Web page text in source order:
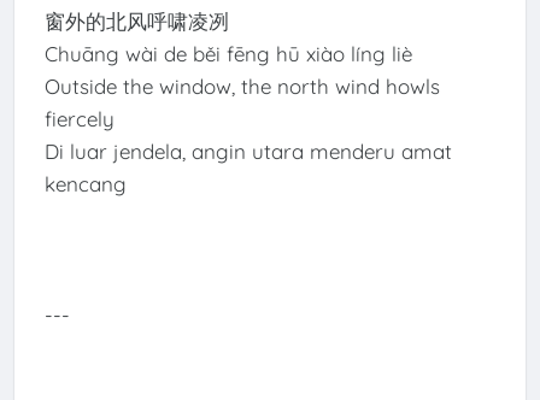
窗外的北风呼啸凌冽
Chuāng wài de běi fēng hū xiào líng liè
Outside the window, the north wind howls
fiercely
Di luar jendela, angin utara menderu amat
kencang
---